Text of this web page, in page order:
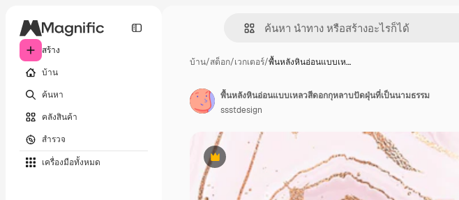
สร้าง
บ้าน
ค้นหา
คลังสินค้า
สำรวจ
เครื่องมือทั้งหมด
บ้าน/สต็อก/เวกเตอร์/พื้นหลังหินอ่อนแบบเห…
พรีเมี่ยม
พื้นหลังหินอ่อนแบบเหลวสีดอกกุหลาบปัดฝุ่นที่เป็นนามธรรม
ssstdesign